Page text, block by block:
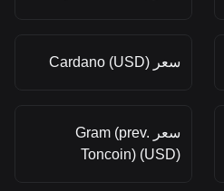
سعر Cardano (USD)
سعر Gram (prev.
Toncoin) (USD)